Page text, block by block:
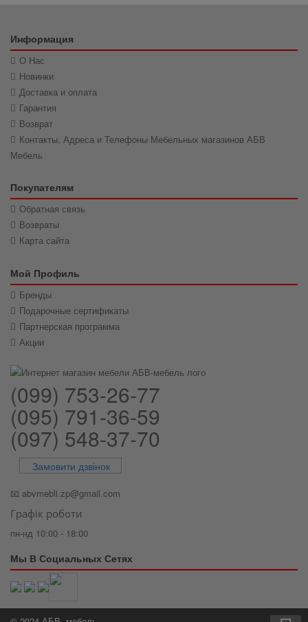
Информация
О Нас
Новинки
Доставка и оплата
Гарантия
Возврат
Контакты, Адреса и Телефоны Мебельных магазинов АБВ
Мебель
Покупателям
Обратная связь
Возвраты
Карта сайта
Мой Профиль
Бренды
Подарочные сертификаты
Партнерская программа
Акции
(099) 753-26-77
(095) 791-36-59
(097) 548-37-70
Замовити дзвінок
📧 abvmebli.zp@gmail.com
Графік роботи
пн-нд 10:00 - 18:00
Мы В Социальных Сетях